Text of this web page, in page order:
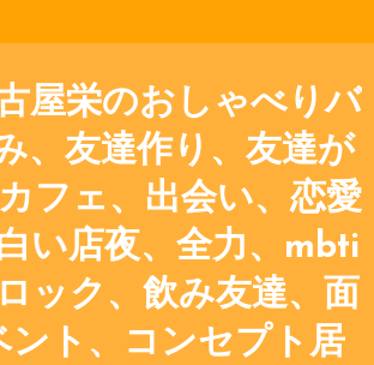
屋栄のおしゃべりバ
、友達作り、友達が
フェ、出会い、恋愛
い店夜、全力、mbti
ック、飲み友達、面
ント、コンセプト居